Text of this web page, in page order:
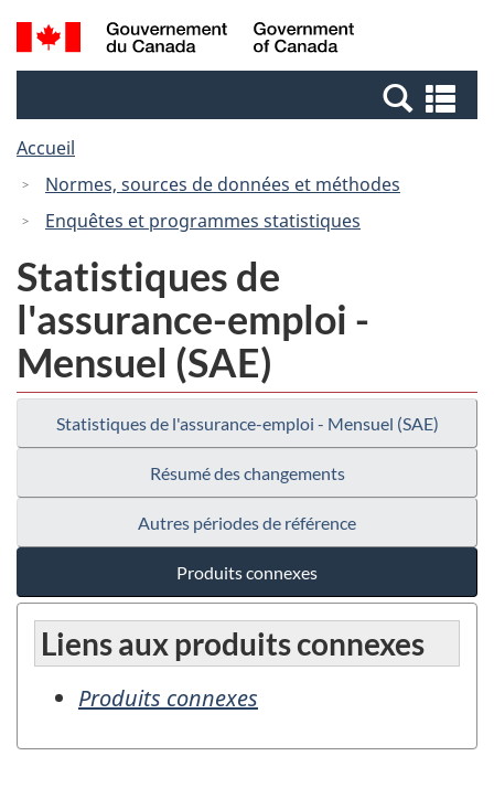
Passer
au
Passer
à
Canada
Recherche
et
et
Accueil
Normes, sources de données et méthodes
Enquêtes et programmes statistiques
Statistiques de
l'assurance-emploi -
Mensuel (SAE)
Statistiques de l'assurance-emploi - Mensuel (SAE)
Résumé des changements
Autres périodes de référence
Produits connexes
Liens aux produits connexes
Produits connexes